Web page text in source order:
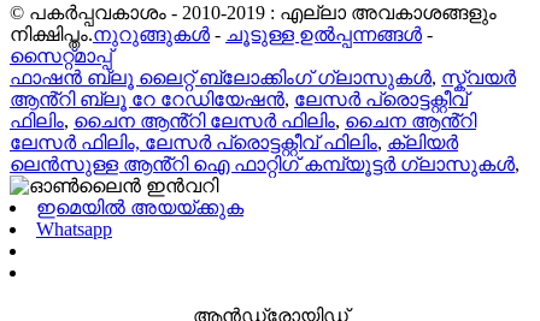
© പകർപ്പവകാശം - 2010-2019 : എല്ലാ അവകാശങ്ങളും
നിക്ഷിപ്തം.നുറുങ്ങുകൾ - ചൂടുള്ള ഉൽപ്പന്നങ്ങൾ -
സൈറ്റ്മാപ്പ്
ഫാഷൻ ബ്ലൂ ലൈറ്റ് ബ്ലോക്കിംഗ് ഗ്ലാസുകൾ, സ്ക്വയർ
ആൻ്റി ബ്ലൂ റേ റേഡിയേഷൻ, ലേസർ പ്രൊട്ടക്റ്റീവ്
ഫിലിം, ചൈന ആൻ്റി ലേസർ ഫിലിം, ചൈന ആൻ്റി
ലേസർ ഫിലിം, ലേസർ പ്രൊട്ടക്റ്റീവ് ഫിലിം, ക്ലിയർ
ലെൻസുള്ള ആൻ്റി ഐ ഫാറ്റിഗ് കമ്പ്യൂട്ടർ ഗ്ലാസുകൾ,
ഇമെയിൽ അയയ്ക്കുക
Whatsapp
ആൻഡ്രോയിഡ്